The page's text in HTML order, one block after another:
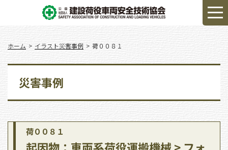
ホーム イラスト災害事例 荷００８１
災害事例
荷００８１